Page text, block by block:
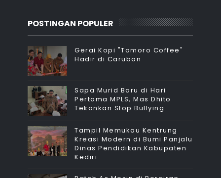
POSTINGAN POPULER
Gerai Kopi "Tomoro Coffee"
Hadir di Caruban
Sapa Murid Baru di Hari
Pertama MPLS, Mas Dhito
Tekankan Stop Bullying
Tampil Memukau Kentrung
Kreasi Modern di Bumi Panjalu
Dinas Pendidikan Kabupaten
Kediri